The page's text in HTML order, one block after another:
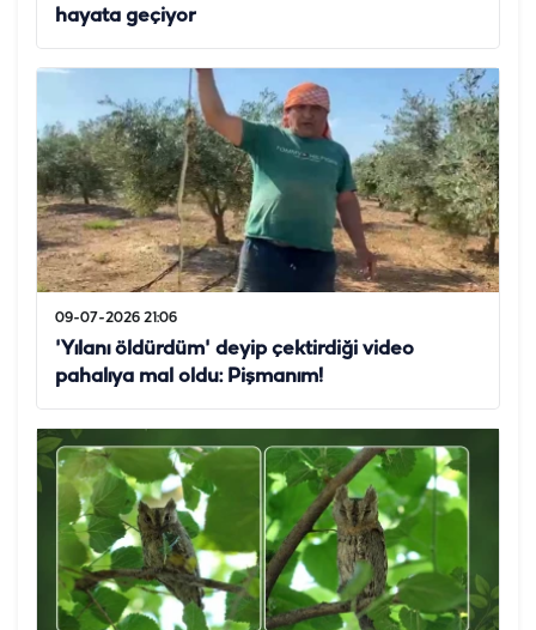
hayata geçiyor
09-07-2026 21:06
'Yılanı öldürdüm' deyip çektirdiği video
pahalıya mal oldu: Pişmanım!